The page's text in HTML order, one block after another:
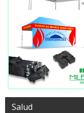
Salud